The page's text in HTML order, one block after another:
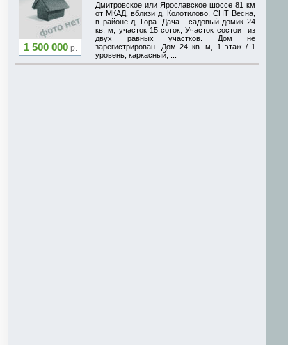
1 500 000р.
Дмитровское или Ярославское шоссе 81 км
от МКАД, вблизи д. Колотилово, СНТ Весна,
в районе д. Гора. Дача - садовый домик 24
кв. м, участок 15 соток, Участок состоит из
двух равных участков. Дом не
зарегистрирован. Дом 24 кв. м, 1 этаж / 1
уровень, каркасный, ...